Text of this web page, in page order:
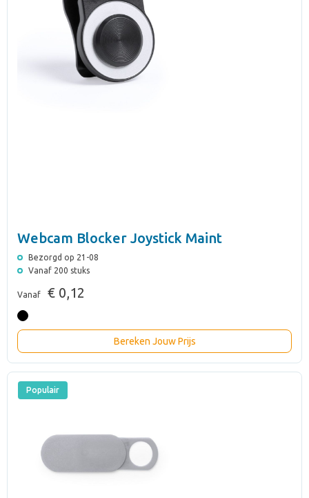
Webcam Blocker Joystick Maint
Bezorgd op 21-08
Vanaf 200 stuks
Vanaf € 0,12
Bereken Jouw Prijs
Populair